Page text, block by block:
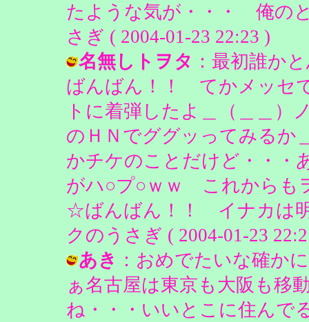
たような気が・・・ 俺の
さぎ ( 2004-01-23 22:23 )
名無しトヲタ ：最初誰か
ばんばん！！ てかメッセ
トに着弾したよ＿（＿＿
のＨＮでググッってみる
かチケのことだけど・・・
がハ○プ○ｗｗ これからも
☆ばんばん！！ イナカは明
クのうさぎ ( 2004-01-23
あき ：おめでたいな確
ぁ名古屋は東京も大阪も移
ね・・・いいとこに住んで